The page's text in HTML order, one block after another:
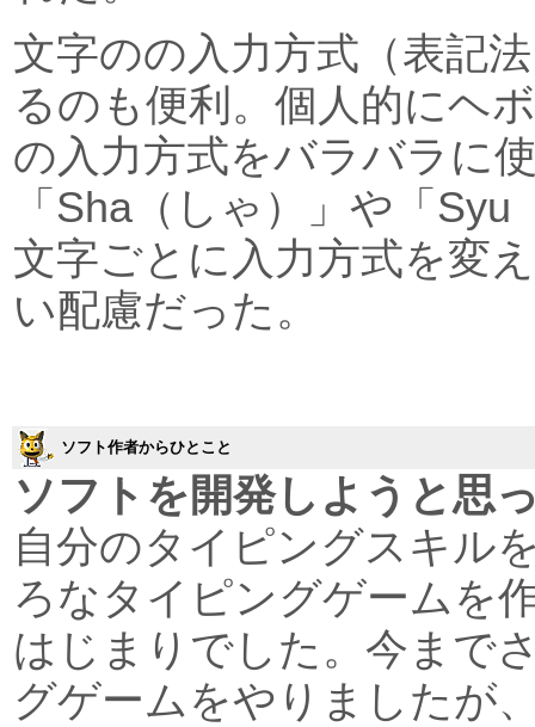
文字のの入力方式（表記
るのも便利。個人的にヘ
の入力方式をバラバラに
「Sha（しゃ）」や「
文字ごとに入力方式を変
い配慮だった。
ソフト作者からひとこと
ソフトを開発しようと思
自分のタイピングスキル
ろなタイピングゲームを
はじまりでした。今まで
グゲームをやりましたが